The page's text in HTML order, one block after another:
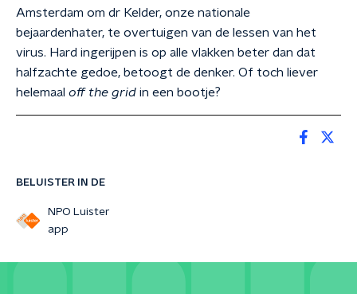
BELUISTER IN DE
NPO Luister
app
Amsterdam om dr Kelder, onze nationale
bejaardenhater, te overtuigen van de lessen van het
virus. Hard ingerijpen is op alle vlakken beter dan dat
halfzachte gedoe, betoogt de denker. Of toch liever
helemaal off the grid in een bootje?